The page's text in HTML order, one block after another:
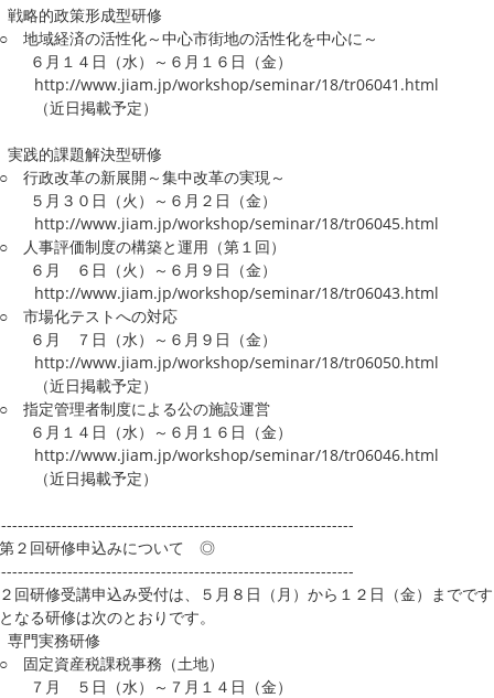
略的政策形成型研修
域経済の活性化～中心市街地の活性化を中心に～
１４日（水）～６月１６日（金）
www.jiam.jp/workshop/seminar/18/tr06041.html
日掲載予定）
践的課題解決型研修
政改革の新展開～集中改革の実現～
３０日（火）～６月２日（金）
www.jiam.jp/workshop/seminar/18/tr06045.html
事評価制度の構築と運用（第１回）
６日（火）～６月９日（金）
www.jiam.jp/workshop/seminar/18/tr06043.html
場化テストへの対応
７日（水）～６月９日（金）
www.jiam.jp/workshop/seminar/18/tr06050.html
日掲載予定）
定管理者制度による公の施設運営
１４日（水）～６月１６日（金）
www.jiam.jp/workshop/seminar/18/tr06046.html
日掲載予定）
回研修申込みについて ◎
回研修受講申込み受付は、５月８日（月）から１２日（金）までで
なる研修は次のとおりです。
門実務研修
定資産税課税事務（土地）
５日（水）～７月１４日（金）